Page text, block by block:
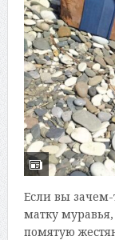
Если вы зачем-
матку
помятую